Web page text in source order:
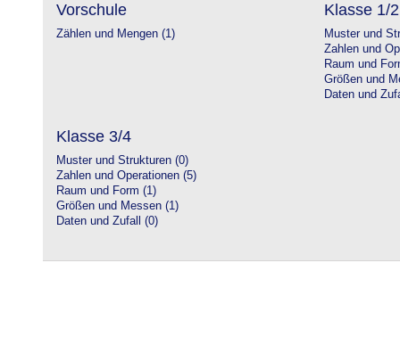
Vorschule
Zählen und Mengen (1)
Klasse 1/2
Muster und
Zahlen und
Raum und
Größen und
Daten und
Klasse 3/4
Muster und Strukturen (0)
Zahlen und Operationen (5)
Raum und Form (1)
Größen und Messen (1)
Daten und Zufall (0)